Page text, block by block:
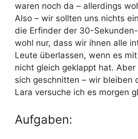
waren noch da – allerdings
Also – wir sollten uns nichts
die Erfinder der 30-
wohl nur, dass wir ihnen alle
Leute überlassen, wenn es
nicht gleich geklappt hat.
sich geschnitten – wir bleiben
Lara versuche ich es morgen
Aufgaben: